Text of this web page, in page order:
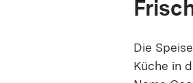
Die
Küche in